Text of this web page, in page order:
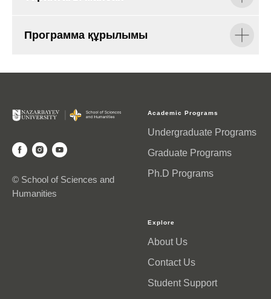
Программа құрылымы
© School of Sciences and
Humanities
Academic Programs
Undergraduate Programs
Graduate Programs
Ph.D Programs
Explore
About Us
Contact Us
Student Support